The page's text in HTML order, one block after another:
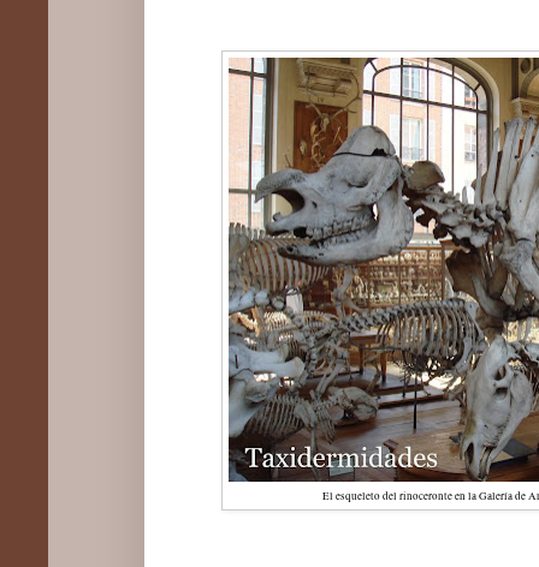
El esqueleto del rinoceronte en la Galería de